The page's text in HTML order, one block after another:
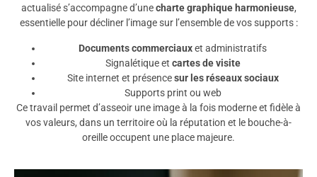
actualisé s’accompagne d’unecharte graphique harmonieuse,
essentielle pour décliner l’image sur l’ensemble de vos supports :
Documents commerciauxet administratifs
Signalétique et cartes de visite
Site internet et présencesur les réseaux sociaux
Supports print ou web
Ce travail permet d’asseoir une image à la fois moderne et fidèle à
vos valeurs, dans un territoire où la réputation et le bouche-à-
oreille occupent une place majeure.